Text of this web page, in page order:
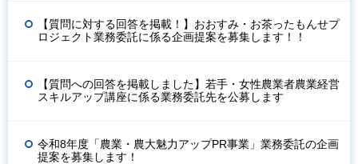
【質問に対する回答を掲載！】おおすみ・お茶ったもんせプ
ロジェクト業務委託に係る企画提案を募集します！！
【質問への回答を掲載しました】若手・女性農業者農業経営
スキルアップ講座に係る業務委託先を公募します
令和8年度「農業・農大魅力アップPR事業」業務委託の企画
提案を募集します！